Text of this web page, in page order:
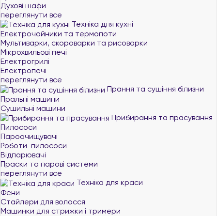
Духові шафи
переглянути все
Техніка для кухні
Електрочайники та термопоти
Мультиварки, скороварки та рисоварки
Мікрохвильові печі
Електрогрилі
Електропечі
переглянути все
Прання та сушіння білизни
Пральні машини
Сушильні машини
Прибирання та прасування
Пилососи
Пароочищувачі
Роботи-пилососи
Відпарювачі
Праски та парові системи
переглянути все
Техніка для краси
Фени
Стайлери для волосся
Машинки для стрижки і тримери